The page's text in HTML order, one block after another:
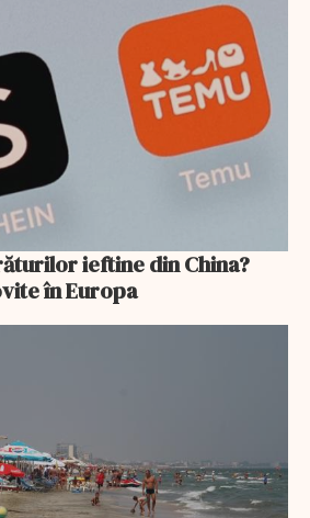
ieftine din China?
în Europa